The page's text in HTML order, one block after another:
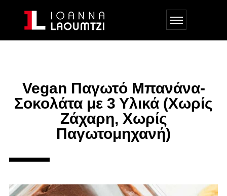
Vegan Παγωτό Μπανάνα-
Σοκολάτα με 3 Υλικά (Χωρίς
Ζάχαρη, Χωρίς
Παγωτομηχανή)